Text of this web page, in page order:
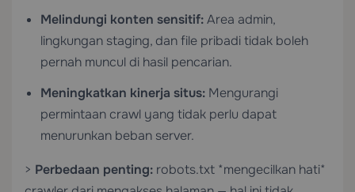
Melindungi konten sensitif:Area admin,
lingkungan staging, dan file pribadi tidak boleh
pernah muncul di hasil pencarian.
Meningkatkan kinerja situs: Mengurangi
permintaan crawl yang tidak perlu dapat
menurunkan beban server.
> Perbedaan penting: robots.txt *mengecilkan hati*